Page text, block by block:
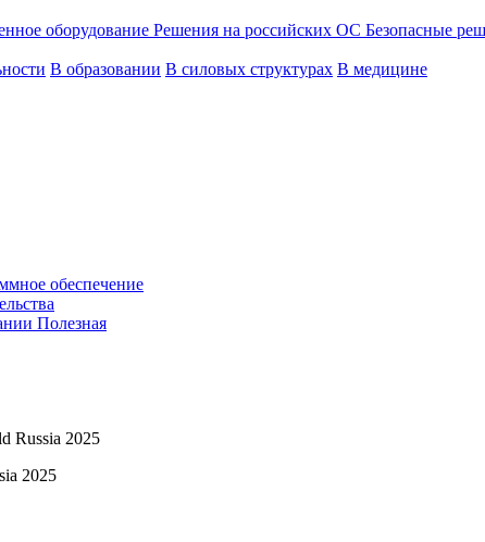
оборудование Решения на российских ОС Безопасные
В образовании В силовых структурах В медицине
обеспечение
Полезная
Russia 2025
2025